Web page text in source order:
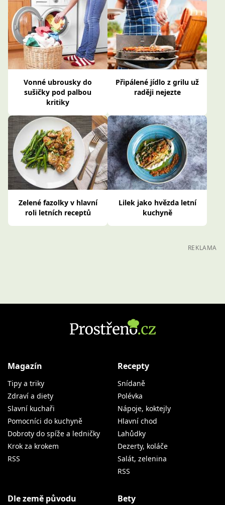
Vonné ubrousky do
sušičky pod palbou
kritiky
Připálené jídlo z grilu už
raději nejezte
Zelené fazolky v hlavní
roli letních receptů
Lilek jako hvězda letní
kuchyně
REKLAMA
Magazín
Tipy a triky
Zdraví a diety
Slavní kuchaři
Pomocníci do kuchyně
Dobroty do spíže a ledničky
Krok za krokem
RSS
Recepty
Snídaně
Polévka
Nápoje, koktejly
Hlavní chod
Lahůdky
Dezerty, koláče
Salát, zelenina
RSS
Dle země původu Bety